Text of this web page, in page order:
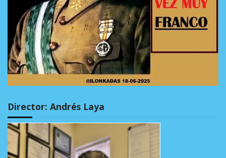
Director: Andrés Laya